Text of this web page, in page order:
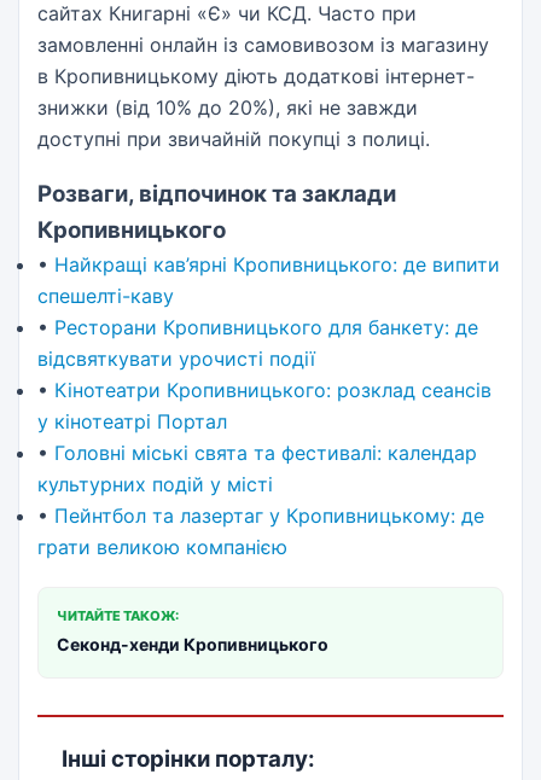
сайтах Книгарні «Є» чи КСД. Часто при
замовленні онлайн із самовивозом із магазину
в Кропивницькому діють додаткові інтернет-
знижки (від 10% до 20%), які не завжди
доступні при звичайній покупці з полиці.
Розваги, відпочинок та заклади
Кропивницького
• Найкращі кав’ярні Кропивницького: де випити
спешелті-каву
• Ресторани Кропивницького для банкету: де
відсвяткувати урочисті події
• Кінотеатри Кропивницького: розклад сеансів
у кінотеатрі Портал
• Головні міські свята та фестивалі: календар
культурних подій у місті
• Пейнтбол та лазертаг у Кропивницькому: де
грати великою компанією
ЧИТАЙТЕ ТАКОЖ:
Секонд-хенди Кропивницького
Інші сторінки порталу: